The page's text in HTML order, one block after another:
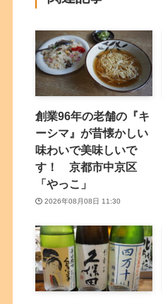
創業96年の老舗の『キ
ーシマ』が昔懐かしい
味わいで美味しいで
す！ 京都市中京区
「やっこ」
2026年08月08日 11:30